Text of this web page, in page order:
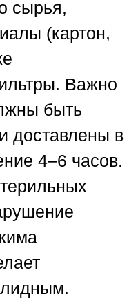
сырья,
(картон,
Важно
быть
доставлены в
4–6 часов.